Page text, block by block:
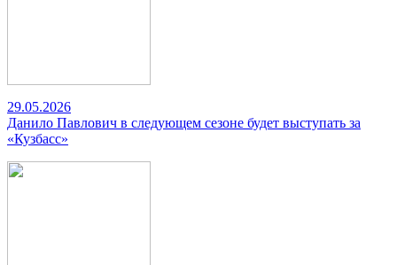
29.05.2026
Данило Павлович в следующем сезоне будет выступать за
«Кузбасс»